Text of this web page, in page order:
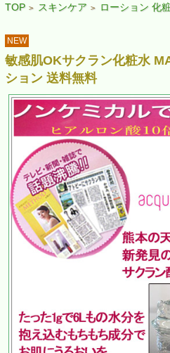
TOP > スキンケア > ローション 化
NEW
敏感肌OKサクラン化粧水
ション 送料無料